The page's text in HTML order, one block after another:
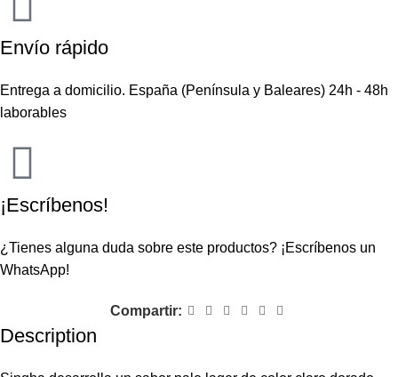
Envío rápido
Entrega a domicilio. España (Península y Baleares) 24h - 48h
laborables
¡Escríbenos!
¿Tienes alguna duda sobre este productos? ¡Escríbenos un
WhatsApp!
Compartir:
Description